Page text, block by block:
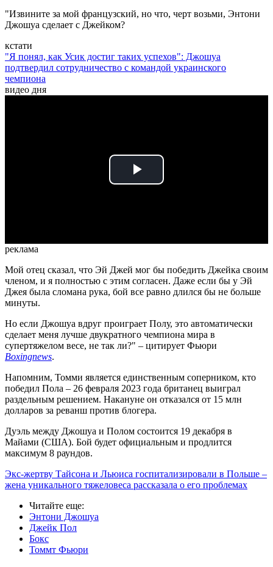
"Извините за мой французский, но что, черт возьми, Энтони
Джошуа сделает с Джейком?
кстати
"Я понял, как Усик достиг таких успехов": Джошуа
подтвердил сотрудничество с командой украинского
чемпиона
видео дня
Play
реклама
Мой отец сказал, что Эй Джей мог бы победить Джейка своим
членом, и я полностью с этим согласен. Даже если бы у Эй
Джея была сломана рука, бой все равно длился бы не больше
минуты.
Но если Джошуа вдруг проиграет Полу, это автоматически
сделает меня лучше двукратного чемпиона мира в
супертяжелом весе, не так ли?" – цитирует Фьюри
Boxingnews.
Напомним, Томми является единственным соперником, кто
победил Пола – 26 февраля 2023 года британец выиграл
раздельным решением. Накануне он отказался от 15 млн
долларов за реванш против блогера.
Дуэль между Джошуа и Полом состоится 19 декабря в
Майами (США). Бой будет официальным и продлится
максимум 8 раундов.
Экс-жертву Тайсона и Льюиса госпитализировали в Польше –
жена уникального тяжеловеса рассказала о его проблемах
Читайте еще:
Энтони Джошуа
Джейк Пол
Бокс
Томмт Фьюри